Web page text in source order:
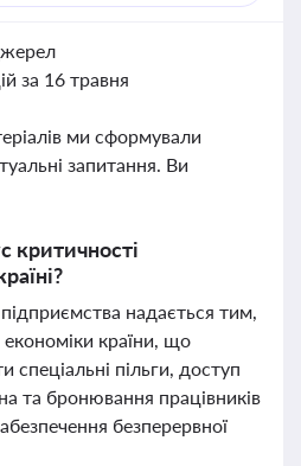
за 16 травня
ми сформували
запитання. Ви
критичності
надається тим,
країни, що
спеціальні пільги, доступ
та бронювання працівників
безперервної